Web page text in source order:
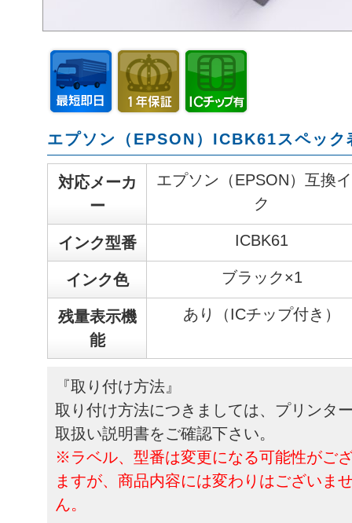
エプソン（EPSON）ICBK61スペック
対応メーカ
ー
エプソン（EPSON）互換
ク
インク型番 ICBK61
インク色 ブラック×1
残量表示機
能
あり（ICチップ付き）
『取り付け方法』
取り付け方法につきましては、プリンタ
取扱い説明書をご確認下さい。
※ラベル、型番は変更になる可能性がご
ますが、商品内容には変わりはございま
ん。